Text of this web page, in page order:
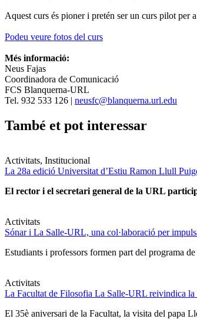
Aquest curs és pioner i pretén ser un curs pilot per
Podeu veure fotos del curs
Més informació:
Neus Fajas
Coordinadora de Comunicació
FCS Blanquerna-URL
Tel. 932 533 126 | neusfc@blanquerna.url.edu
També et pot interessar
Activitats, Institucional
La 28a edició Universitat d’Estiu Ramon Llull
El rector i el secretari general de la URL
Activitats
Sónar i La Salle-URL, una col·laboració per
Estudiants i professors formen part del programa
Activitats
La Facultat de Filosofia La Salle-URL reivindica
El 35è aniversari de la Facultat, la visita del papa